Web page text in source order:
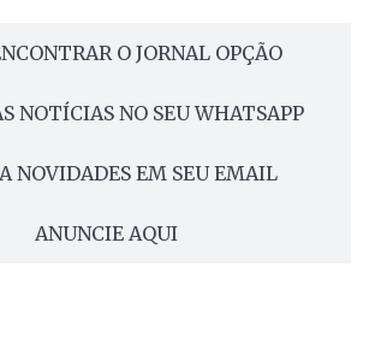
O JORNAL OPÇÃO
NOTÍCIAS NO SEU WHATSAPP
NOVIDADES EM SEU EMAIL
ANUNCIE AQUI